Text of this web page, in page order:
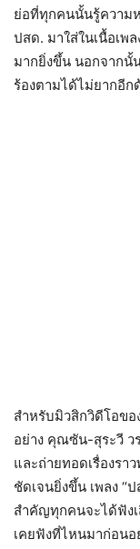
ย่อที่ทุกคนนั้นรู้ความ
ปสด. มาใส่ในเนื้อเพ
มากยิ่งขึ้น นอกจากนั้
ร้องตามได้ไม่ยากอีก
สำหรับมิวสิกวิดีโอขอ
อย่าง คุณซัน-สุระวี ว
และถ่ายทอดเรื่องรา
ชัดเจนยิ่งขึ้น เพลง “
สำคัญทุกคนจะได้ฟัง
เคยฟังที่ไหนมาก่อน